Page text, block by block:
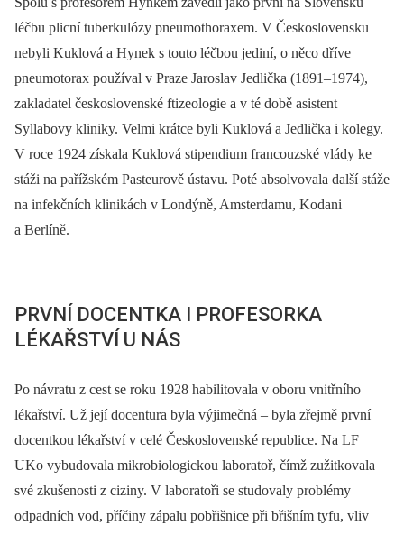
léčbu plicní tuberkulózy pneumothoraxem. V Československu
nebyli Kuklová a Hynek s touto léčbou jediní, o něco dříve
pneumotorax používal v Praze Jaroslav Jedlička (1891–1974),
zakladatel československé ftizeologie a v té době asistent
Syllabovy kliniky. Velmi krátce byli Kuklová a Jedlička i kolegy.
V roce 1924 získala Kuklová stipendium francouzské vlády ke
stáži na pařížském Pasteurově ústavu. Poté absolvovala další stáže
na infekčních klinikách v Londýně, Amsterdamu, Kodani
a Berlíně.
PRVNÍ DOCENTKA I PROFESORKA
LÉKAŘSTVÍ U NÁS
Po návratu z cest se roku 1928 habilitovala v oboru vnitřního
lékařství. Už její docentura byla výjimečná –⁠ byla zřejmě první
docentkou lékařství v celé Československé republice. Na LF
UKo vybudovala mikrobiologickou laboratoř, čímž zužitkovala
své zkušenosti z ciziny. V laboratoři se studovaly problémy
odpadních vod, příčiny zápalu pobřišnice při břišním tyfu, vliv